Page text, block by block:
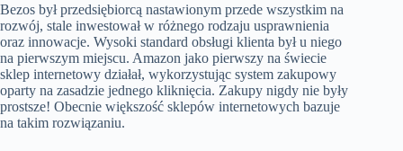
Bezos był przedsiębiorcą nastawionym przede wszystkim na
rozwój, stale inwestował w różnego rodzaju usprawnienia
oraz innowacje. Wysoki standard obsługi klienta był u niego
na pierwszym miejscu. Amazon jako pierwszy na świecie
sklep internetowy działał, wykorzystując system zakupowy
oparty na zasadzie jednego kliknięcia. Zakupy nigdy nie były
prostsze! Obecnie większość sklepów internetowych bazuje
na takim rozwiązaniu.